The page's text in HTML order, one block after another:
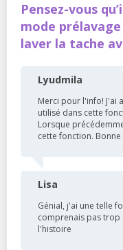
Pensez-vous
mode
laver la tache
Lyudmila
Merci pour l'info! J'ai
utilisé dans cette
Lorsque
cette fonction. Bonne
Lisa
Génial, j'ai une telle
comprenais pas
l'histoire